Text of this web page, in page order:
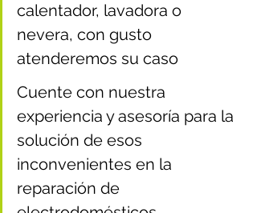
calentador, lavadora o
nevera, con gusto
atenderemos su caso
Cuente con nuestra
experiencia y asesoría para la
solución de esos
inconvenientes en la
reparación de